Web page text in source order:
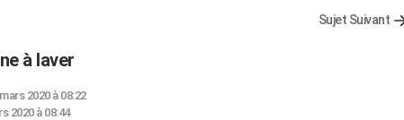
Sujet Suivant
à laver
2020 à 08:22
2020 à 08:44